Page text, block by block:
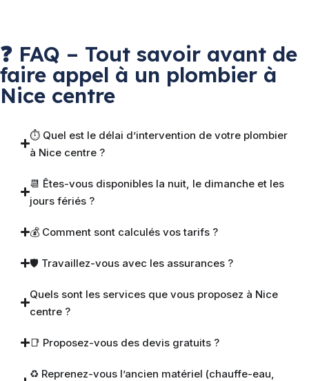
❓ FAQ – Tout savoir avant de
faire appel à un plombier à
Nice centre
⏱ Quel est le délai d’intervention de votre plombier
à Nice centre ?
📆 Êtes-vous disponibles la nuit, le dimanche et les
jours fériés ?
💰 Comment sont calculés vos tarifs ?
🛡 Travaillez-vous avec les assurances ?
Quels sont les services que vous proposez à Nice
centre ?
📑 Proposez-vous des devis gratuits ?
♻️ Reprenez-vous l’ancien matériel (chauffe-eau,